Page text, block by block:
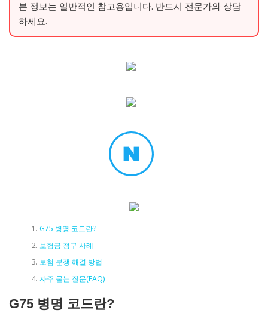
본 정보는 일반적인 참고용입니다. 반드시 전문가와 상담
하세요.
G75 병명 코드란?
보험금 청구 사례
보험 분쟁 해결 방법
자주 묻는 질문(FAQ)
G75 병명 코드란?